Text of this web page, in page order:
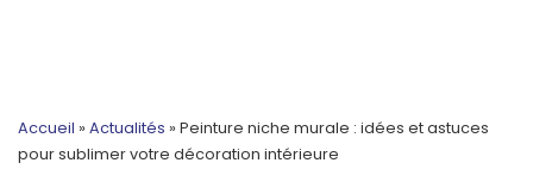
Accueil » Actualités » Peinture niche murale : idées et astuces
pour sublimer votre décoration intérieure